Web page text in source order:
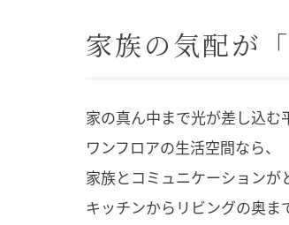
家族の気配が
家の真ん中まで光が差し込む
ワンフロアの生活空間なら、
家族とコミュニケーションが
キッチンからリビングの奥ま